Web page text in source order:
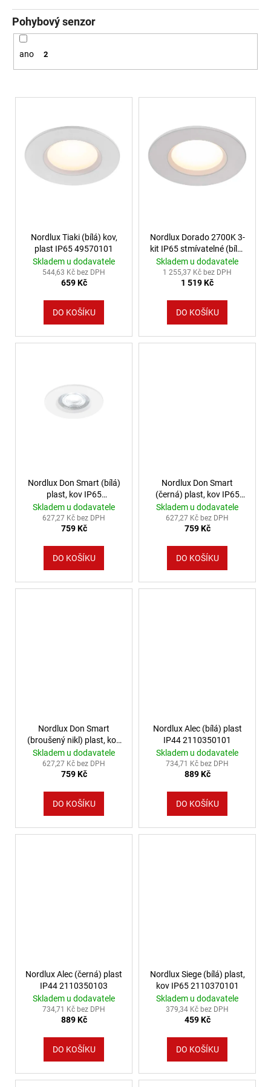
Pohybový senzor
ano 2
Výpis produktů
Nordlux Tiaki (bílá) kov,
plast IP65 49570101
Skladem u dodavatele
544,63 Kč bez DPH
659 Kč
DO KOŠÍKU
Nordlux Dorado 2700K 3-
kit IP65 stmívatelné (bílá)
plast, kov IP65 49410101
Skladem u dodavatele
1 255,37 Kč bez DPH
1 519 Kč
DO KOŠÍKU
Nordlux Don Smart (bílá)
plast, kov IP65
2110900101
Skladem u dodavatele
627,27 Kč bez DPH
759 Kč
DO KOŠÍKU
Nordlux Don Smart
(černá) plast, kov IP65
2110900103
Skladem u dodavatele
627,27 Kč bez DPH
759 Kč
DO KOŠÍKU
Nordlux Don Smart
(broušený nikl) plast, kov
IP65 2110900155
Skladem u dodavatele
627,27 Kč bez DPH
759 Kč
DO KOŠÍKU
Nordlux Alec (bílá) plast
IP44 2110350101
Skladem u dodavatele
734,71 Kč bez DPH
889 Kč
DO KOŠÍKU
Nordlux Alec (černá) plast
IP44 2110350103
Skladem u dodavatele
734,71 Kč bez DPH
889 Kč
DO KOŠÍKU
Nordlux Siege (bílá) plast,
kov IP65 2110370101
Skladem u dodavatele
379,34 Kč bez DPH
459 Kč
DO KOŠÍKU